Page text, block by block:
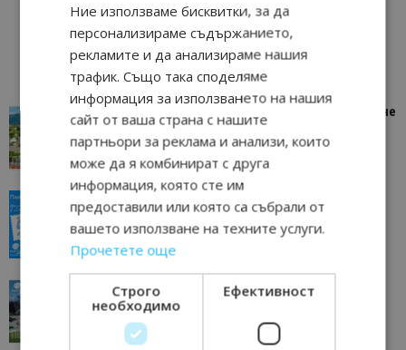
“Пощенска картичка от…”: Петрич – Изживяване
отвъд очакваното
Петрич 11/07/2026 11:22
“Пощенска картичка от…”: Пловдив, градът на
всички времена
23/06/2026 10:00
“Пощенска картичка от…”: Перник – град на
традициите, културата и вдъхновяващите...
Перник
Ние използваме бисквитки, за да
персонализираме съдържанието,
рекламите и да анализираме нашия
трафик. Също така споделяме
информация за използването на нашия
сайт от ваша страна с нашите
партньори за реклама и анализи, които
може да я комбинират с друга
информация, която сте им
предоставили или която са събрали от
вашето използване на техните услуги.
Прочетете още
Строго
необходимо
Ефективност